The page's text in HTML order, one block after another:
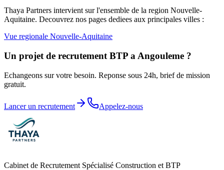
Thaya Partners intervient sur l'ensemble de la region Nouvelle-
Aquitaine. Decouvrez nos pages dediees aux principales villes :
Vue regionale Nouvelle-Aquitaine
Un projet de recrutement BTP a Angouleme ?
Echangeons sur votre besoin. Reponse sous 24h, brief de mission
gratuit.
Lancer un recrutement Appelez-nous
Cabinet de Recrutement Spécialisé Construction et BTP